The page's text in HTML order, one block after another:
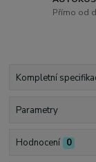
Přímo od
Kompletní
Parametry
Hodnocení 0